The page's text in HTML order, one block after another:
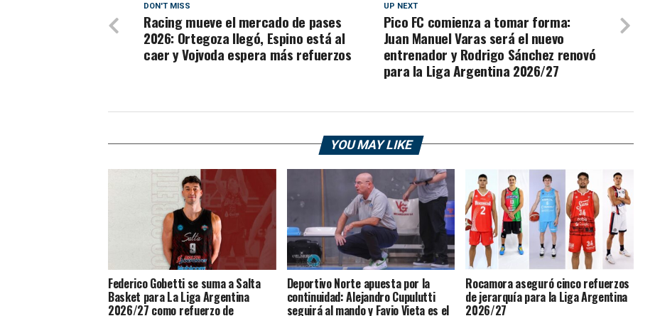
UP NEXT
Pico FC comienza a tomar forma:
Juan Manuel Varas será el nuevo
entrenador y Rodrigo Sánchez renovó
para la Liga Argentina 2026/27
DON'T MISS
Racing mueve el mercado de pases
2026: Ortegoza llegó, Espino está al
caer y Vojvoda espera más refuerzos
YOU MAY LIKE
Federico Gobetti se suma a Salta
Basket para La Liga Argentina
2026/27 como refuerzo de
Deportivo Norte apuesta por la
continuidad: Alejandro Cupulutti
seguirá al mando y Favio Vieta es el
Rocamora aseguró cinco refuerzos
de jerarquía para la Liga Argentina
2026/27